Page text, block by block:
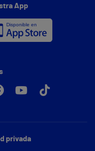
privada
App